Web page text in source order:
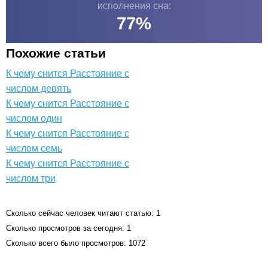
исполнения сна:
77%
Похожие статьи
К чему снится Расстояние с
числом девять
К чему снится Расстояние с
числом один
К чему снится Расстояние с
числом семь
К чему снится Расстояние с
числом три
Сколько сейчас человек читают статью: 1
Сколько просмотров за сегодня: 1
Сколько всего было просмотров: 1072